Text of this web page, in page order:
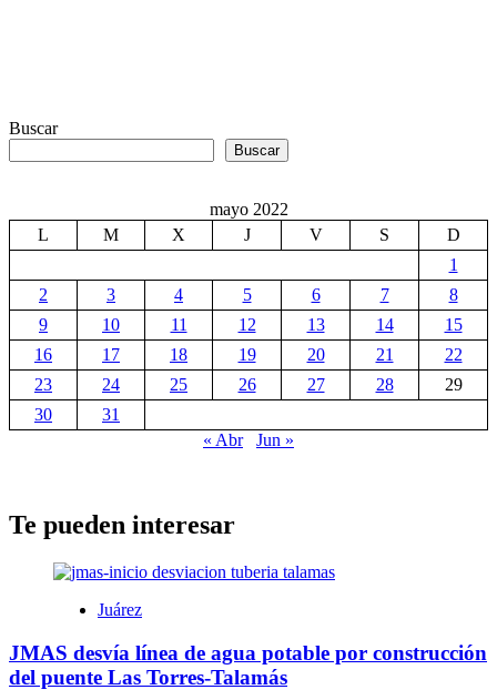
Buscar
Buscar
mayo 2022
L
M X J V S
D
1
2
3 4 5 6 7
8
9
10 11 12 13 14
15
16
17 18 19 20 21
22
23
24 25 26 27 28
29
30
31
« Abr
Jun »
Te pueden interesar
Juárez
JMAS desvía línea de agua potable por construcción
del puente Las Torres-Talamás